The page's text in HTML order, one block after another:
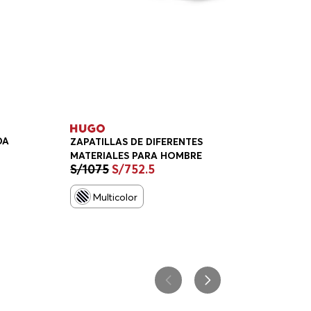
ZAPATILLAS DE DIFERENTES
MATERIALES PARA HOMBRE
S/1075S/752.5
Multicolor